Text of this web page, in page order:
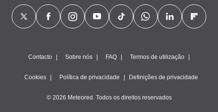
Contacto Sobre nós FAQ Termos de utilização
Cookies Política de privacidade Definições de privacidade
© 2026 Meteored. Todos os direitos reservados